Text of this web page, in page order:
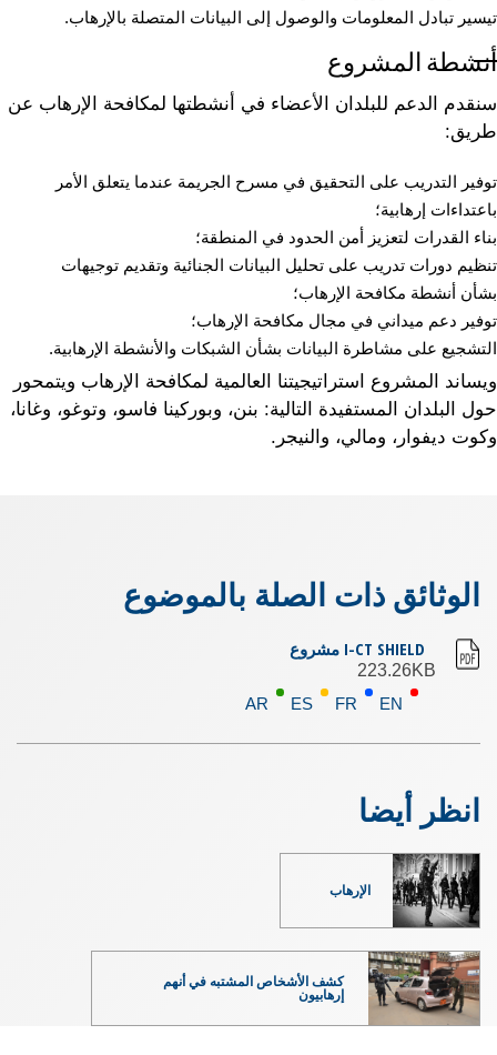
تيسير تبادل المعلومات والوصول إلى البيانات المتصلة بالإرهاب.
أنشطة المشروع
سنقدم الدعم للبلدان الأعضاء في أنشطتها لمكافحة الإرهاب عن
طريق:
توفير التدريب على التحقيق في مسرح الجريمة عندما يتعلق الأمر
باعتداءات إرهابية؛
بناء القدرات لتعزيز أمن الحدود في المنطقة؛
تنظيم دورات تدريب على تحليل البيانات الجنائية وتقديم توجيهات
بشأن أنشطة مكافحة الإرهاب؛
توفير دعم ميداني في مجال مكافحة الإرهاب؛
التشجيع على مشاطرة البيانات بشأن الشبكات والأنشطة الإرهابية.
ويساند المشروع استراتيجيتنا العالمية لمكافحة الإرهاب ويتمحور
حول البلدان المستفيدة التالية: بنن، وبوركينا فاسو، وتوغو، وغانا،
وكوت ديفوار، ومالي، والنيجر.
الوثائق ذات الصلة بالموضوع
I-CT SHIELD مشروع
223.26KB
EN
FR
ES
AR
انظر أيضا
الإرهاب
كشف الأشخاص المشتبه في أنهم
إرهابيون